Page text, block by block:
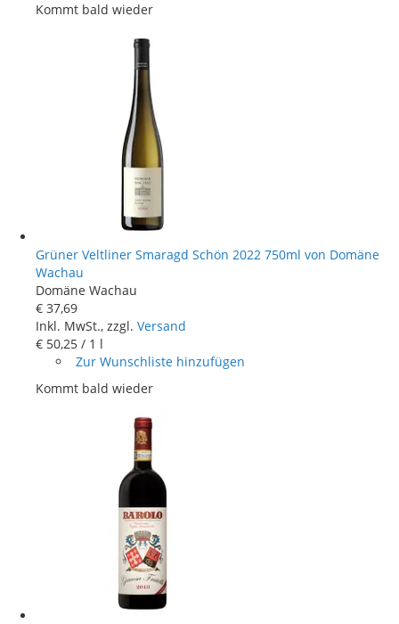
Kommt bald wieder
Grüner Veltliner Smaragd Schön 2022 750ml von Domäne
Wachau
Domäne Wachau
€ 37,69
Inkl. MwSt., zzgl. Versand
€ 50,25 / 1 l
Zur Wunschliste hinzufügen
Kommt bald wieder